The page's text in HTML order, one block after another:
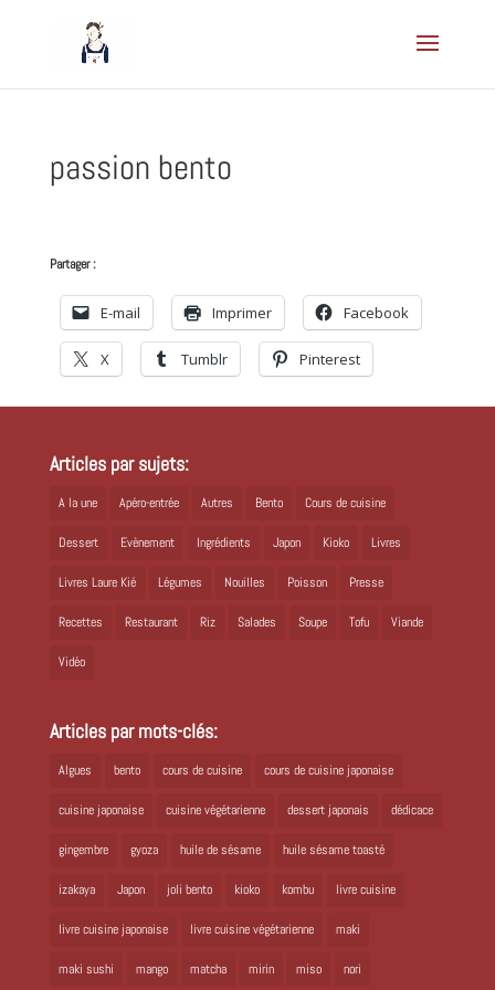
passion bento
Partager :
E-mail Imprimer Facebook
X Tumblr Pinterest
Articles par sujets:
A la une Apéro-entrée Autres Bento Cours de cuisine
Dessert Evènement Ingrédients Japon Kioko Livres
Livres Laure Kié Légumes Nouilles Poisson Presse
Recettes Restaurant Riz Salades Soupe Tofu Viande
Vidéo
Articles par mots-clés:
Algues bento cours de cuisine cours de cuisine japonaise
cuisine japonaise cuisine végétarienne dessert japonais dédicace
gingembre gyoza huile de sésame huile sésame toasté
izakaya Japon joli bento kioko kombu livre cuisine
livre cuisine japonaise livre cuisine végétarienne maki
maki sushi mango matcha mirin miso nori